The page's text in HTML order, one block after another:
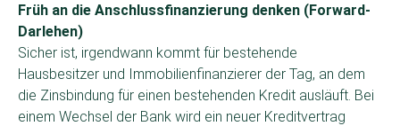
Früh an die Anschlussfinanzierung denken (Forward-
Darlehen)
Sicher ist, irgendwann kommt für bestehende
Hausbesitzer und Immobilienfinanzierer der Tag, an dem
die Zinsbindung für einen bestehenden Kredit ausläuft. Bei
einem Wechsel der Bank wird ein neuer Kreditvertrag